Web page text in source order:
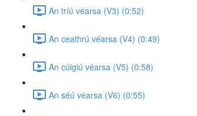
An tríú véarsa (V3) (0:52)
An ceathrú véarsa (V4) (0:49)
An cúigiú véarsa (V5) (0:58)
An séú véarsa (V6) (0:55)